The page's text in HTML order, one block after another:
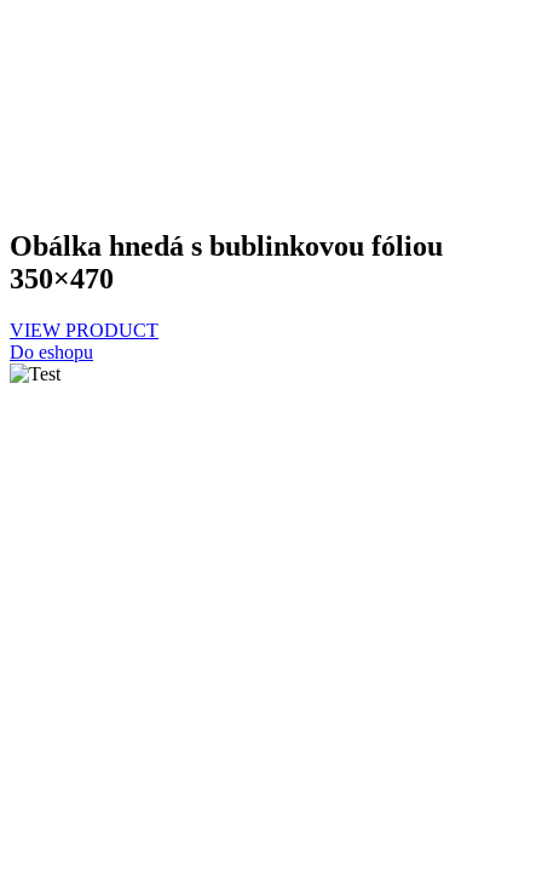
Obálka hnedá s bublinkovou fóliou
350×470
VIEW PRODUCT
Do eshopu